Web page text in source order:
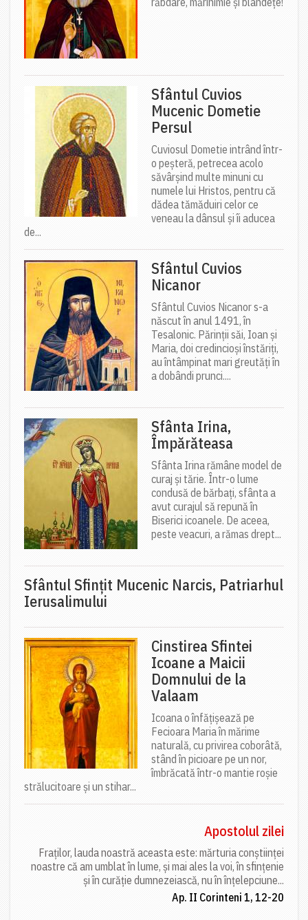
Sfântul Cuvios
Mucenic Dometie
Persul
Cuviosul Dometie intrând într-
o peșteră, petrecea acolo
săvârșind multe minuni cu
numele lui Hristos, pentru că
dădea tămăduiri celor ce
veneau la dânsul și îi aducea
de...
Sfântul Cuvios
Nicanor
Sfântul Cuvios Nicanor s-a
născut în anul 1491, în
Tesalonic. Părinții săi, Ioan și
Maria, doi credincioși înstăriți,
au întâmpinat mari greutăți în
a dobândi prunci....
Sfânta Irina,
Împărăteasa
Sfânta Irina rămâne model de
curaj și tărie. Într-o lume
condusă de bărbați, sfânta a
avut curajul să repună în
Biserici icoanele. De aceea,
peste veacuri, a rămas drept...
Sfântul Sfinţit Mucenic Narcis, Patriarhul
Ierusalimului
Cinstirea Sfintei
Icoane a Maicii
Domnului de la
Valaam
Icoana o înfățișează pe
Fecioara Maria în mărime
naturală, cu privirea coborâtă,
stând în picioare pe un nor,
îmbrăcată într-o mantie roșie
strălucitoare și un stihar...
Apostolul zilei
Fraților, lauda noastră aceasta este: mărturia conștiinței
noastre că am umblat în lume, și mai ales la voi, în sfințenie
și în curăție dumnezeiască, nu în înțelepciune...
Ap. II Corinteni 1, 12-20